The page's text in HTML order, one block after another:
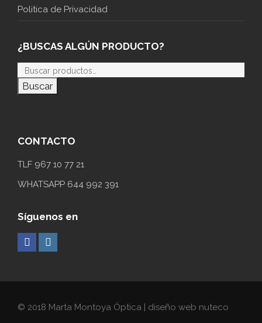
Politica de Privacidad
¿BUSCAS ALGÚN PRODUCTO?
Buscar
CONTACTO
TLF 967 10 77 21
WHATSAPP 644 992 391
Síguenos en
© 2018 Marta Montoya Óptica | diseño web nuteco